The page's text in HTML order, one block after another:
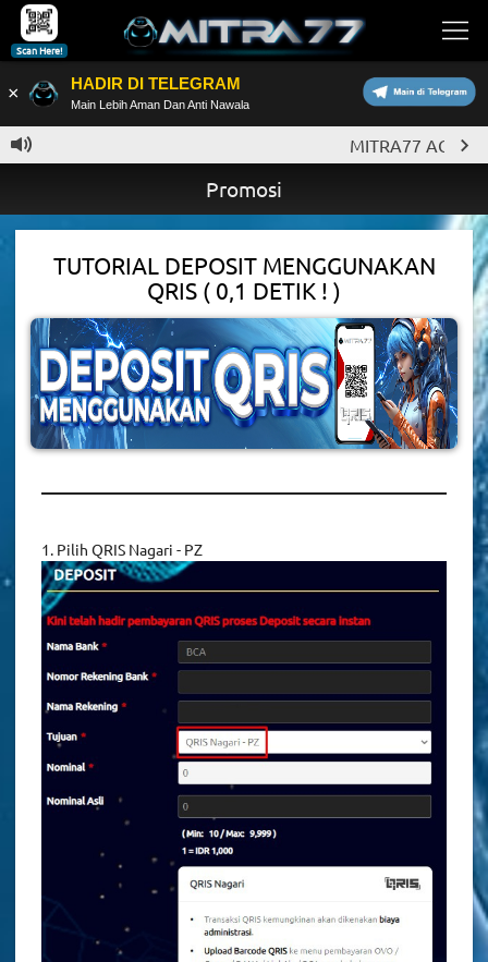
Scan Here!
HADIR DI TELEGRAM
Main Lebih Aman Dan Anti Nawala
×
MITRA77 AGEN
Promosi
TUTORIAL DEPOSIT MENGGUNAKAN
QRIS ( 0,1 DETIK ! )
1. Pilih QRIS Nagari - PZ